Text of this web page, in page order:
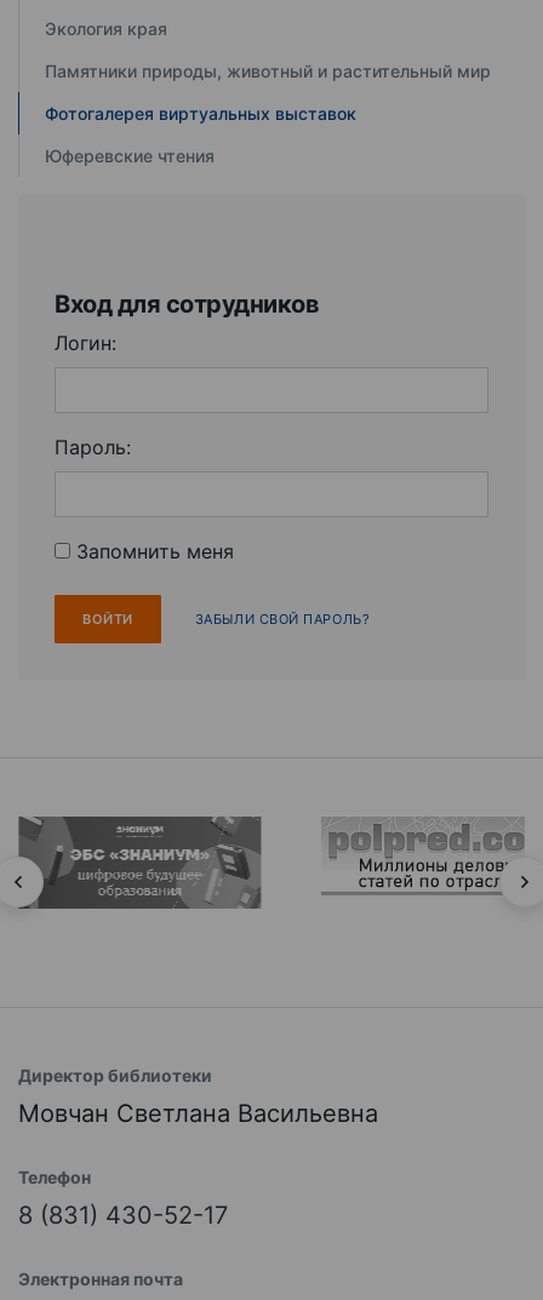
Экология края
Памятники природы, животный и растительный мир
Фотогалерея виртуальных выставок
Юферевские чтения
Вход для сотрудников
Логин:
Пароль:
Запомнить меня
ЗАБЫЛИ СВОЙ ПАРОЛЬ?
Директор библиотеки
Мовчан Светлана Васильевна
Телефон
8 (831) 430-52-17
Электронная почта